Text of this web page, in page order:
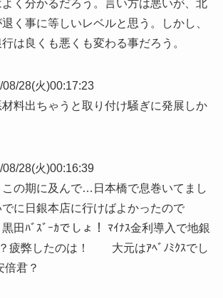
く分かるだろう。言い方は悪いが、北
く事に等しいレベルと思う。しかし、
は良くも悪くも変わる事だろう。
08/28(火)00:17:23
料出ちゃうと取り付け騒ぎに発展しか
08/28(火)00:16:39
の期に及んで…日本橋で息巻いてまし
に日銀本店に行けばよかったので
田ﾊﾞｽﾞｰｶでしょ！ ﾏｲﾅｽ金利導入で地銀
？疲弊したのは！ 大元はｱﾍﾞﾉﾐｸｽでし
倍君？